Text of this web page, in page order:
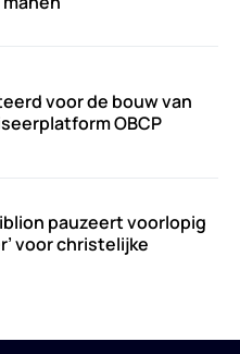
voor de bouw van
OBCP
pauzeert voorlopig
voor christelijke